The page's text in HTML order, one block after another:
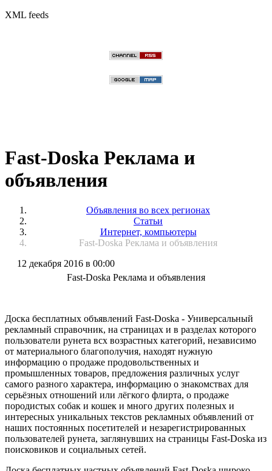
XML feeds
Fast-Doska Реклама и
объявления
Объявления во всех регионах
Статьи
Интернет, компьютеры
Fast-Doska Реклама и объявления
12 декабря 2016 в 00:00
Fast-Doska Реклама и объявления
Доска бесплатных объявлений Fast-Doska - Универсальный
рекламный справочник, на страницах и в разделах которого
пользователи рунета всх возрастных категорий, независимо
от материального благополучия, находят нужную
информацию о продаже продовольственных и
промышленных товаров, предложения различных услуг
самого разного характера, информацию о знакомствах для
серьёзных отношений или лёгкого флирта, о продаже
породистых собак и кошек и много других полезных и
интересных уникальных текстов рекламных объявлений от
наших постоянных посетителей и незарегистрированных
пользователей рунета, заглянувших на страницы Fast-Doska из
поисковиков и социальных сетей.